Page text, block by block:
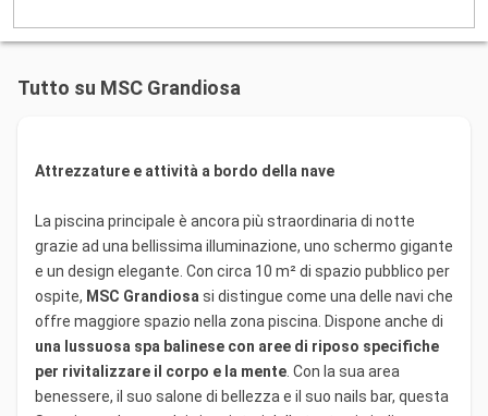
Tutto su MSC Grandiosa
Attrezzature e attività a bordo della nave
La piscina principale è ancora più straordinaria di notte
grazie ad una bellissima illuminazione, uno schermo gigante
e un design elegante. Con circa 10 m² di spazio pubblico per
ospite, MSC Grandiosa si distingue come una delle navi che
offre maggiore spazio nella zona piscina. Dispone anche di
una lussuosa spa balinese con aree di riposo specifiche
per rivitalizzare il corpo e la mente . Con la sua area
benessere, il suo salone di bellezza e il suo nails bar, questa